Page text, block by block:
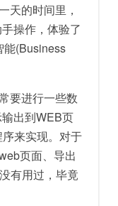
天的时间里，
操作，体验了
能(Business
要进行一些数
出到WEB页
来实现。对于
页面、导出
有用过，毕竟